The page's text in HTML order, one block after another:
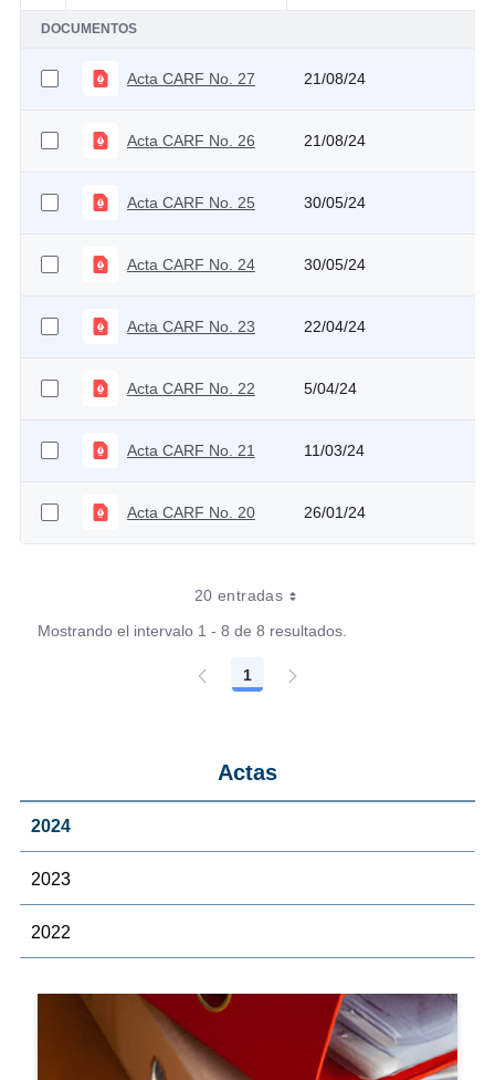
DOCUMENTOS
Acta CARF No. 27 21/08/24
Acta CARF No. 26 21/08/24
Acta CARF No. 25 30/05/24
Acta CARF No. 24 30/05/24
Acta CARF No. 23 22/04/24
Acta CARF No. 22 5/04/24
Acta CARF No. 21 11/03/24
Acta CARF No. 20 26/01/24
20 entradas
Mostrando el intervalo 1 - 8 de 8 resultados.
Página
1
Actas
2024
2023
2022